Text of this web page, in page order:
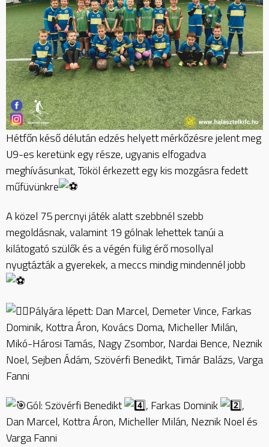
Hétfőn késő délután edzés helyett mérkőzésre jelent meg
U9-es keretünk egy része, ugyanis elfogadva
meghívásunkat, Tököl érkezett egy kis mozgásra fedett
műfüvünkre
A közel 75 percnyi játék alatt szebbnél szebb
megoldásnak, valamint 19 gólnak lehettek tanúi a
kilátogató szülők és a végén fülig érő mosollyal
nyugtázták a gyerekek, a meccs mindig mindennél jobb
Pályára lépett: Dan Marcel, Demeter Vince, Farkas
Dominik, Kottra Áron, Kovács Doma, Micheller Milán,
Mikó-Hárosi Tamás, Nagy Zsombor, Nardai Bence, Neznik
Noel, Sejben Ádám, Szövérfi Benedikt, Timár Balázs, Varga
Fanni
Gól: Szövérfi Benedikt
, Farkas Dominik
,
Dan Marcel, Kottra Áron, Micheller Milán, Neznik Noel és
Varga Fanni